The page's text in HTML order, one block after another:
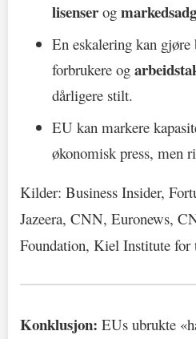
lisenser og
En eskalering kan gjøre
forbrukere og
dårligere stilt.
EU kan markere
økonomisk press, men
Kilder: Business Insider,
Jazeera, CNN, Euronews,
Foundation, Kiel Institute
Konklusjon: EUs ubrukte